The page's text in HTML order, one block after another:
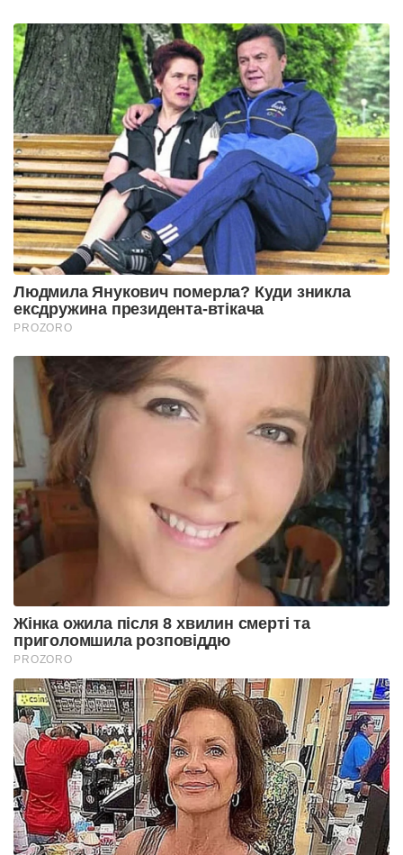
Людмила Янукович померла? Куди зникла
ексдружина президента-втікача
PROZORO
Жінка ожила після 8 хвилин смерті та
приголомшила розповіддю
PROZORO